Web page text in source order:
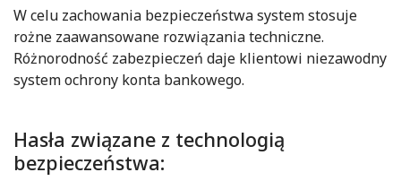
W celu zachowania bezpieczeństwa system stosuje
rożne zaawansowane rozwiązania techniczne.
Różnorodność zabezpieczeń daje klientowi niezawodny
system ochrony konta bankowego.
Hasła związane z technologią
bezpieczeństwa: